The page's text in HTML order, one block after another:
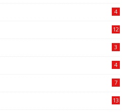
4
12
3
4
7
13